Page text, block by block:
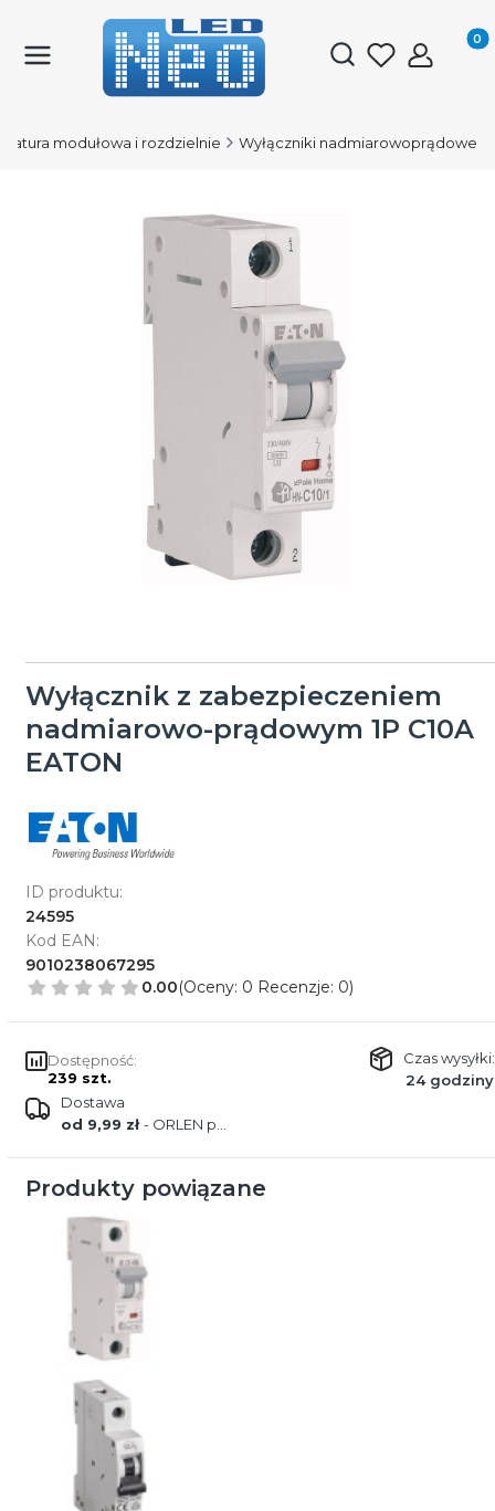
Otwórz
modułowa i rozdzielnie Wyłączniki nadmiarowoprądowe
Wyłącznik z zabezpieczeniem
nadmiarowo-prądowym 1P C10A
EATON
ID produktu:
24595
Kod EAN:
9010238067295
0.00(Oceny: 0 Recenzje: 0)
Dostępność:
239 szt.
Czas wysyłki:
24 godziny
Dostawa
od 9,99 zł- ORLEN paczka
Produkty powiązane